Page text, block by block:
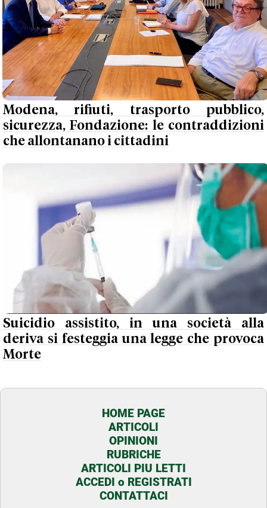
Modena, rifiuti, trasporto pubblico,
sicurezza, Fondazione: le contraddizioni
che allontanano i cittadini
Suicidio assistito, in una società alla
deriva si festeggia una legge che provoca
Morte
HOME PAGE
ARTICOLI
OPINIONI
RUBRICHE
ARTICOLI PIU LETTI
ACCEDI o REGISTRATI
CONTATTACI